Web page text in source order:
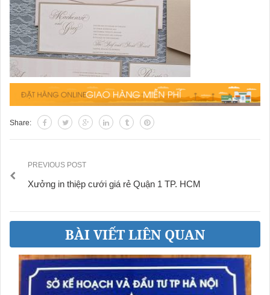
Share:
PREVIOUS POST
Xưởng in thiệp cưới giá rẻ Quận 1 TP. HCM
BÀI VIẾT LIÊN QUAN